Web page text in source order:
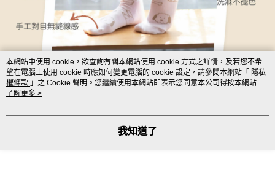
本網站中使用 cookie，欲查詢有關本網站使用 cookie 方式之詳情，及若您不希
望在電腦上使用 cookie 時應如何變更電腦的 cookie 設定，請參閱本網站「 隱私
權條款 」之 Cookie 聲明。您繼續使用本網站即表示您同意本公司得按本網站使
用條款之 Cookie 聲明使用 cookie。
了解更多 >
我知道了